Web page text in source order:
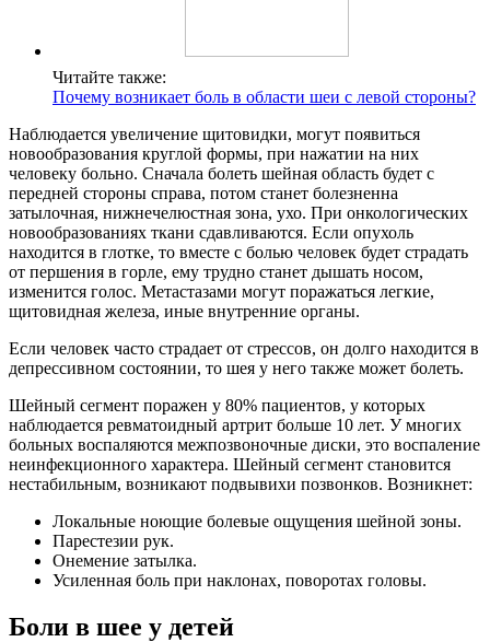
Читайте также:
Почему возникает боль в области шеи с левой стороны?
Наблюдается увеличение щитовидки, могут появиться
новообразования круглой формы, при нажатии на них
человеку больно. Сначала болеть шейная область будет с
передней стороны справа, потом станет болезненна
затылочная, нижнечелюстная зона, ухо. При онкологических
новообразованиях ткани сдавливаются. Если опухоль
находится в глотке, то вместе с болью человек будет страдать
от першения в горле, ему трудно станет дышать носом,
изменится голос. Метастазами могут поражаться легкие,
щитовидная железа, иные внутренние органы.
Если человек часто страдает от стрессов, он долго находится в
депрессивном состоянии, то шея у него также может болеть.
Шейный сегмент поражен у 80% пациентов, у которых
наблюдается ревматоидный артрит больше 10 лет. У многих
больных воспаляются межпозвоночные диски, это воспаление
неинфекционного характера. Шейный сегмент становится
нестабильным, возникают подвывихи позвонков. Возникнет:
Локальные ноющие болевые ощущения шейной зоны.
Парестезии рук.
Онемение затылка.
Усиленная боль при наклонах, поворотах головы.
Боли в шее у детей